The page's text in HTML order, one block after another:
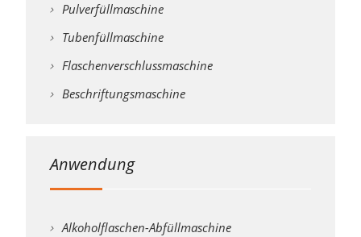
Pulverfüllmaschine
Tubenfüllmaschine
Flaschenverschlussmaschine
Beschriftungsmaschine
Anwendung
Alkoholflaschen-Abfüllmaschine